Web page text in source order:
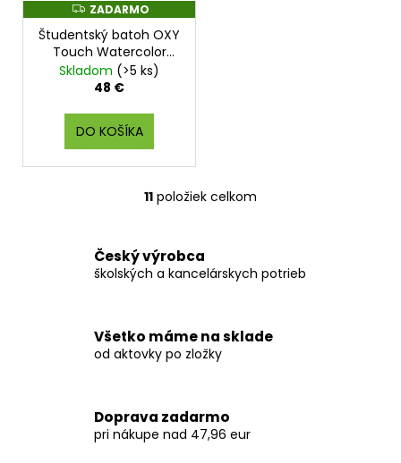
Z
A
D
A
R
M
ZADARMO
Študentský batoh OXY
Touch Watercolor
Violet
Skladom (>5 ks)
48 €
DO KOŠÍKA
O
á
d
i
e
v
k
11 položiek celkom
Český výrobca
školských a kancelárskych potrieb
Všetko máme na sklade
od aktovky po zložky
Doprava zadarmo
pri nákupe nad 47,96 eur